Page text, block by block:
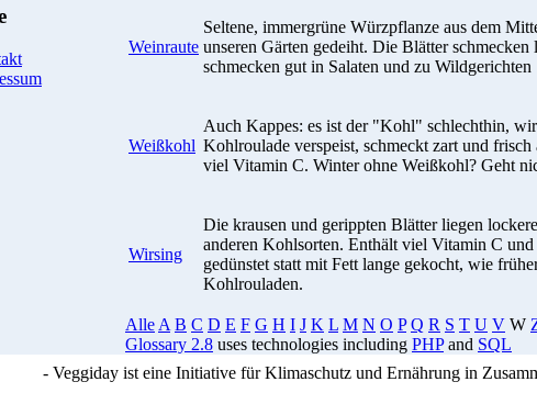
Weinraute
Seltene, immergrüne Würzpflanze aus dem
unseren Gärten gedeiht. Die Blätter schmecken
schmecken gut in Salaten und zu Wildgerichten
Weißkohl
Auch Kappes: es ist der "Kohl" schlechthin,
Kohlroulade verspeist, schmeckt zart und
viel Vitamin C. Winter ohne Weißkohl? Geht
Wirsing
Die krausen und gerippten Blätter liegen
anderen Kohlsorten. Enthält viel Vitamin C
gedünstet statt mit Fett lange gekocht, wie
Kohlrouladen.
Alle A B C D E F G H I J K L M N O P Q R S T U V W
Glossary 2.8 uses technologies including PHPand SQL
- Veggiday ist eine Initiative für Klimaschutz und Ernährung in